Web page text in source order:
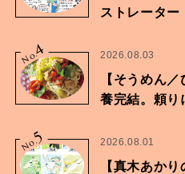
ストレーター
No.
4 2026.08.03
【そうめん
養完結。頼り
No.
5 2026.08.01
【真木あか